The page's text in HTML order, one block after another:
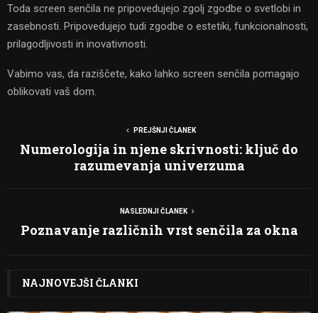
Toda screen senčila ne pripovedujejo zgolj zgodbe o svetlobi in
zasebnosti. Pripovedujejo tudi zgodbe o estetiki, funkcionalnosti,
prilagodljivosti in inovativnosti.
Vabimo vas, da raziščete, kako lahko screen senčila pomagajo
oblikovati vaš dom.
PREJŠNJI ČLANEK
Numerologija in njene skrivnosti: ključ do
razumevanja univerzuma
NASLEDNJI ČLANEK
Poznavanje različnih vrst senčila za okna
NAJNOVEJŠI ČLANKI